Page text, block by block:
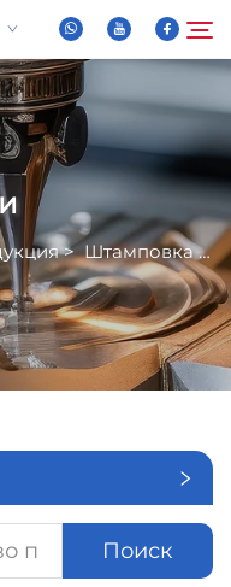
Поиск
>Штамповка Металла
Поиск